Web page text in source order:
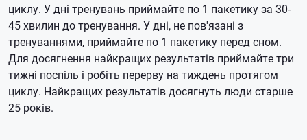
циклу. У дні тренувань приймайте по 1 пакетику за 30-
45 хвилин до тренування. У дні, не пов'язані з
тренуваннями, приймайте по 1 пакетику перед сном.
Для досягнення найкращих результатів приймайте три
тижні поспіль і робіть перерву на тиждень протягом
циклу. Найкращих результатів досягнуть люди старше
25 років.